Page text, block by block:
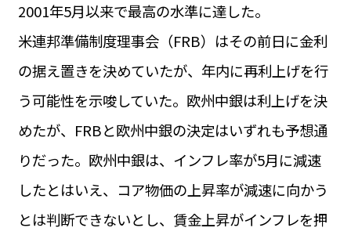
LIFE STYLE
BUSINESS
ビジネス・キャリア
INFOS PRATIQUES
TAG
タグ
#パリ
#お土産 #トリビア
#データで読み解くフランス
#フランス郵便情報
#求人
#フランスの教育制度
#アプリ
#いざという時に
お問い合わせ
広告掲載
運営会社
サイトポリシー
2001年5月以来で最高の水準に達した。
米連邦準備制度理事会（FRB）はその前日に金利
の据え置きを決めていたが、年内に再利上げを行
う可能性を示唆していた。欧州中銀は利上げを決
めたが、FRBと欧州中銀の決定はいずれも予想通
りだった。欧州中銀は、インフレ率が5月に減速
したとはいえ、コア物価の上昇率が減速に向かう
とは判断できないとし、賃金上昇がインフレを押